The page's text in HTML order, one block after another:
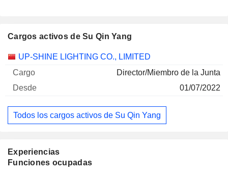
Cargos activos de Su Qin Yang
Empresas Cargo Inicio
UP-SHINE LIGHTING CO., LIMITED
Director/Miembro de la Junta
01/07/2022
Todos los cargos activos de Su Qin Yang
Experiencias
Funciones ocupadas